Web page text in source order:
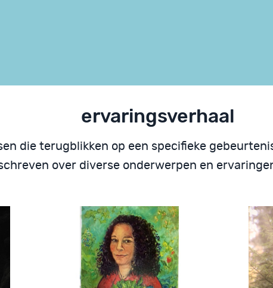
ervaringsverhaal
die terugblikken op een specifieke
over diverse onderwerpen en